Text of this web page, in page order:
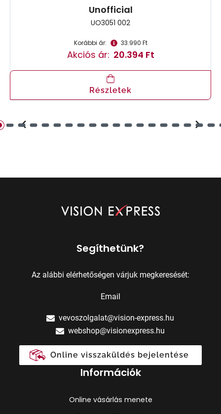
Unofficial
UO3051 002
Korábbi ár: 33.990 Ft
Akciós ár: 20.394 Ft
Részletek
Segíthetünk?
Az alábbi elérhetőségen várjuk megkeresését:
Email
vevoszolgalat@vision-express.hu
webshop@visionexpress.hu
Online visszaküldés bejelentése
Információk
Online vásárlás menete